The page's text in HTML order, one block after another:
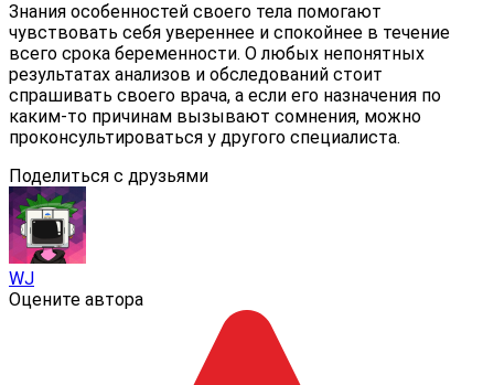
Знания особенностей своего тела помогают
чувствовать себя увереннее и спокойнее в течение
всего срока беременности. О любых непонятных
результатах анализов и обследований стоит
спрашивать своего врача, а если его назначения по
каким-то причинам вызывают сомнения, можно
проконсультироваться у другого специалиста.
Поделиться с друзьями
WJ
Оцените автора